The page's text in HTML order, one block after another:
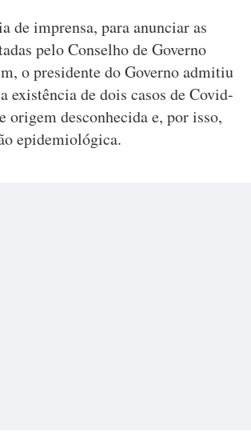
de imprensa, para anunciar as
pelo Conselho de Governo
o presidente do Governo admitiu
existência de dois casos de Covid-
origem desconhecida e, por isso,
epidemiológica.